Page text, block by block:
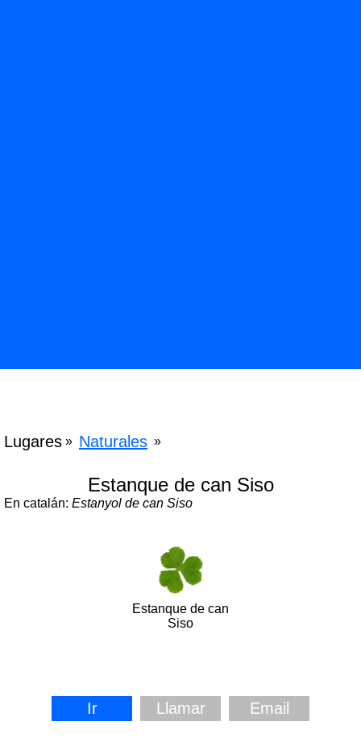
Lugares » Naturales »
Estanque de can Siso
En catalán: Estanyol de can Siso
Estanque de can
Siso
Ir Llamar Email